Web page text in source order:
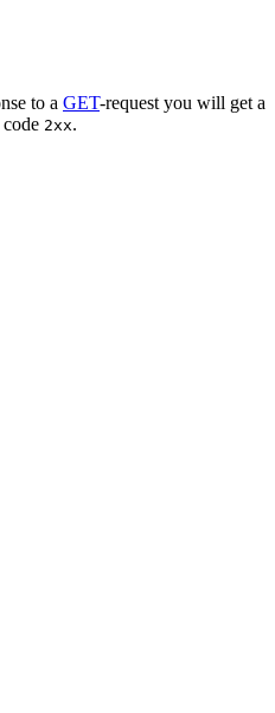
to a GET-request you will get a
2xx.